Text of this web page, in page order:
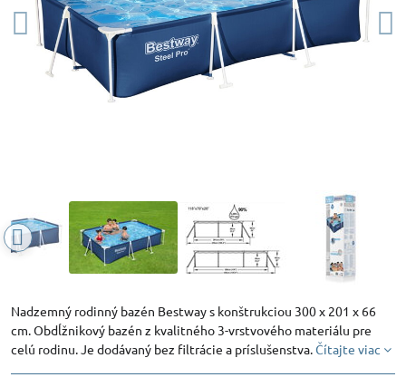
Nadzemný rodinný bazén Bestway s konštrukciou 300 x 201 x 66
cm. Obdĺžnikový bazén z kvalitného 3-vrstvového materiálu pre
celú rodinu. Je dodávaný bez filtrácie a príslušenstva.Čítajte viac